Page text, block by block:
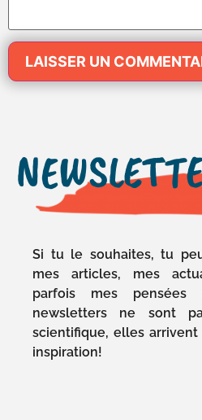
Si tu le souhaites, tu
mes articles, mes
parfois mes pensées
newsletters ne sont
scientifique, elles
inspiration!